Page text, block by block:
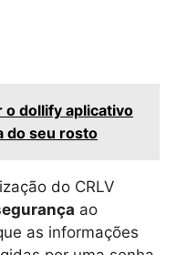
o dollify aplicativo
do seu rosto
do CRLV
ao
as informações